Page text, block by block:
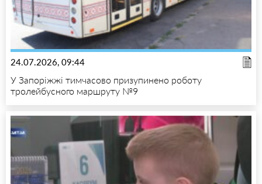
24.07.2026, 09:44
У Запоріжжі тимчасово призупинено роботу
тролейбусного маршруту №9